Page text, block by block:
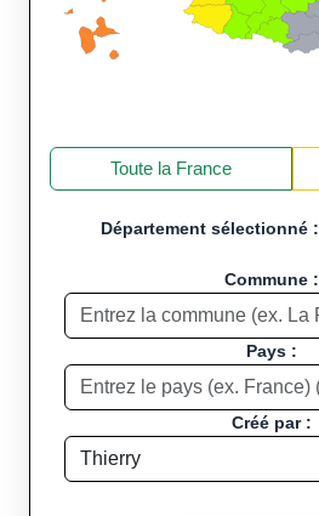
Toute la France
Département sélectionné :
Commune :
Pays :
Créé par :